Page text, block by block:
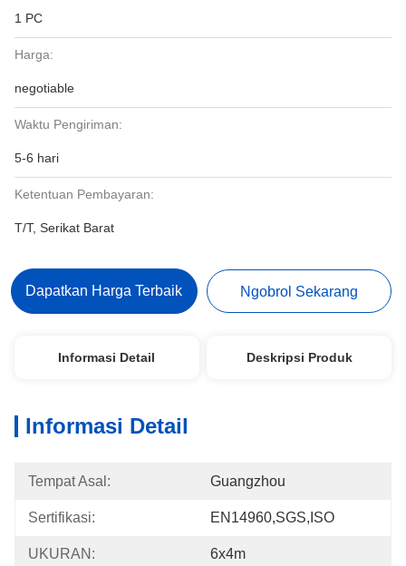
1 PC
Harga:
negotiable
Waktu Pengiriman:
5-6 hari
Ketentuan Pembayaran:
T/T, Serikat Barat
Dapatkan Harga Terbaik Ngobrol Sekarang
Informasi Detail Deskripsi Produk
Informasi Detail
Tempat Asal: Guangzhou
Sertifikasi: EN14960,SGS,ISO
UKURAN: 6x4m